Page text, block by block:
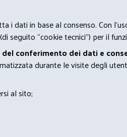
i dati in base al consenso. Con
seguito “cookie tecnici”) per il
conferimento dei dati e
durante le visite degli
al sito;